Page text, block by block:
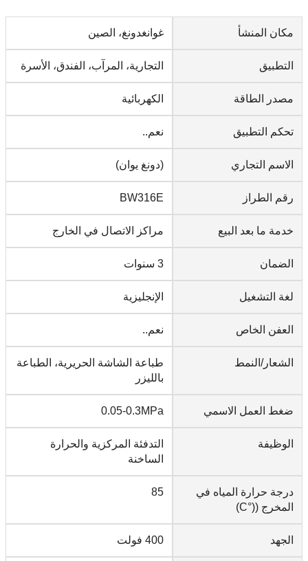
مكان المنشأ غوانغدونغ، الصين
التطبيق التجارية، المرآب، الفندق، الأسرة
مصدر الطاقة الكهربائية
تحكم التطبيق نعم..
الاسم التجاري (دونغ يوان)
رقم الطراز BW316E
خدمة ما بعد البيع مراكز الاتصال في الخارج
الضمان 3 سنوات
لغة التشغيل الإنجليزية
العفن الخاص نعم..
الشعار/النمط
طباعة الشاشة الحريرية، الطباعة
بالليزر
ضغط العمل الاسمي 0.05-0.3MPa
الوظيفة
التدفئة المركزية والحرارة
الساخنة
درجة حرارة المياه في
المخرج ((°C)
85
الجهد 400 فولت